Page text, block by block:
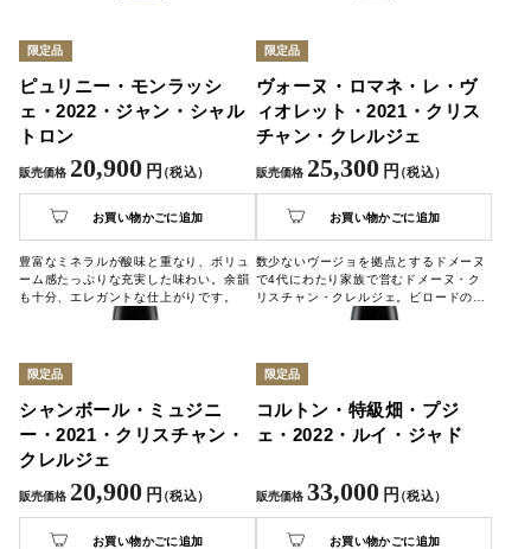
も。
限定品
ピュリニー・モンラッシ
ェ・2022・ジャン・シャル
トロン
販売価格 20,900 円（税込）
お買い物かごに追加
豊富なミネラルが酸味と重なり、ボリュ
ーム感たっぷりな充実した味わい。余韻
も十分、エレガントな仕上がりです。
限定品
ヴォーヌ・ロマネ・レ・ヴ
ィオレット・2021・クリス
チャン・クレルジェ
販売価格 25,300円（税込）
お買い物かごに追加
数少ないヴージョを拠点とするドメーヌ
で4代にわたり家族で営むドメーヌ・ク
リスチャン・クレルジェ。ビロードのよ
うななめらかなテクスチャーで、いきい
限定品
シャンボール・ミュジニ
ー・2021・クリスチャン・
クレルジェ
販売価格 20,900 円（税込）
お買い物かごに追加
限定品
コルトン・特級畑・プジ
ェ・2022・ルイ・ジャド
販売価格 33,000円（税込）
お買い物かごに追加